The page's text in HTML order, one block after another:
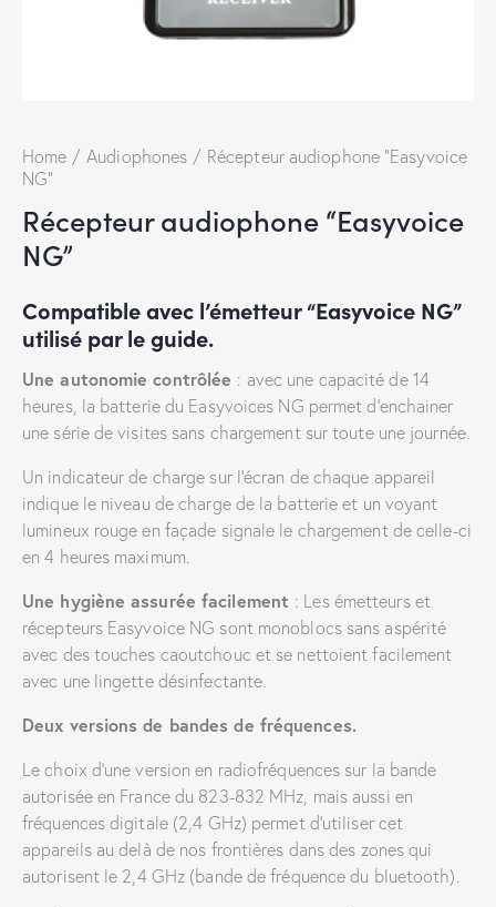
Home Audiophones
Récepteur audiophone “Easyvoice
NG”
Récepteur audiophone “Easyvoice
NG”
Compatible avec l’émetteur “Easyvoice NG”
utilisé par le guide.
Une autonomie contrôlée : avec une capacité de 14
heures, la batterie du Easyvoices NG permet d’enchainer
une série de visites sans chargement sur toute une journée.
Un indicateur de charge sur l’écran de chaque appareil
indique le niveau de charge de la batterie et un voyant
lumineux rouge en façade signale le chargement de celle-ci
en 4 heures maximum.
Une hygiène assurée facilement : Les émetteurs et
récepteurs Easyvoice NG sont monoblocs sans aspérité
avec des touches caoutchouc et se nettoient facilement
avec une lingette désinfectante.
Deux versions de bandes de fréquences.
Le choix d’une version en radiofréquences sur la bande
autorisée en France du 823-832 MHz, mais aussi en
fréquences digitale (2,4 GHz) permet d’utiliser cet
appareils au delà de nos frontières dans des zones qui
autorisent le 2,4 GHz (bande de fréquence du bluetooth).